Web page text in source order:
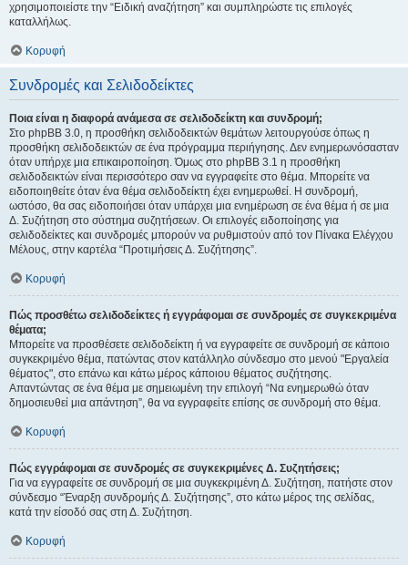
χρησιμοποιείστε την “Ειδική αναζήτηση” και συμπληρώστε τις επιλογές
καταλλήλως.
Κορυφή
Συνδρομές και Σελιδοδείκτες
Ποια είναι η διαφορά ανάμεσα σε σελιδοδείκτη και συνδρομή;
Στο phpBB 3.0, η προσθήκη σελιδοδεικτών θεμάτων λειτουργούσε όπως η
προσθήκη σελιδοδεικτών σε ένα πρόγραμμα περιήγησης. Δεν ενημερωνόσασταν
όταν υπήρχε μια επικαιροποίηση. Όμως στο phpBB 3.1 η προσθήκη
σελιδοδεικτών είναι περισσότερο σαν να εγγραφείτε στο θέμα. Μπορείτε να
ειδοποιηθείτε όταν ένα θέμα σελιδοδείκτη έχει ενημερωθεί. Η συνδρομή,
ωστόσο, θα σας ειδοποιήσει όταν υπάρχει μια ενημέρωση σε ένα θέμα ή σε μια
Δ. Συζήτηση στο σύστημα συζητήσεων. Οι επιλογές ειδοποίησης για
σελιδοδείκτες και συνδρομές μπορούν να ρυθμιστούν από τον Πίνακα Ελέγχου
Μέλους, στην καρτέλα “Προτιμήσεις Δ. Συζήτησης”.
Κορυφή
Πώς προσθέτω σελιδοδείκτες ή εγγράφομαι σε συνδρομές σε συγκεκριμένα
θέματα;
Μπορείτε να προσθέσετε σελιδοδείκτη ή να εγγραφείτε σε συνδρομή σε κάποιο
συγκεκριμένο θέμα, πατώντας στον κατάλληλο σύνδεσμο στο μενού "Εργαλεία
θέματος", στο επάνω και κάτω μέρος κάποιου θέματος συζήτησης.
Απαντώντας σε ένα θέμα με σημειωμένη την επιλογή “Να ενημερωθώ όταν
δημοσιευθεί μια απάντηση”, θα να εγγραφείτε επίσης σε συνδρομή στο θέμα.
Κορυφή
Πώς εγγράφομαι σε συνδρομές σε συγκεκριμένες Δ. Συζητήσεις;
Για να εγγραφείτε σε συνδρομή σε μια συγκεκριμένη Δ. Συζήτηση, πατήστε στον
σύνδεσμο “Έναρξη συνδρομής Δ. Συζήτησης”, στο κάτω μέρος της σελίδας,
κατά την είσοδό σας στη Δ. Συζήτηση.
Κορυφή